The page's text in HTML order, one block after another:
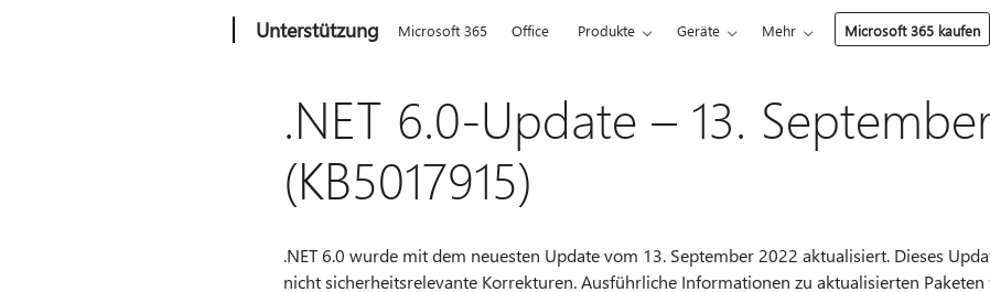
Unterstützung Microsoft 365 Office Produkte Geräte Mehr Microsoft 365 kaufen
.NET 6.0-Update – 13.
(KB5017915)
.NET 6.0 wurde mit dem neuesten Update vom 13. September 2022 aktualisiert. Dieses
nicht sicherheitsrelevante Korrekturen. Ausführliche Informationen zu aktualisierten Paketen